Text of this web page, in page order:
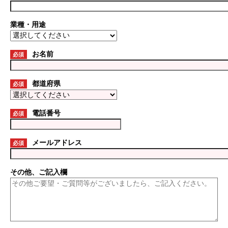
業種・用途
必須 お名前
必須 都道府県
必須 電話番号
必須 メールアドレス
その他、ご記入欄